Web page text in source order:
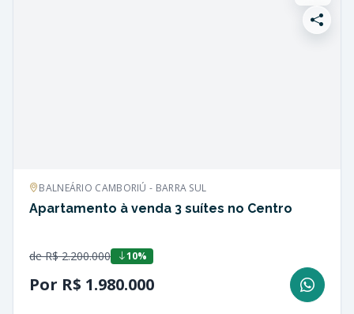
BALNEÁRIO CAMBORIÚ - BARRA SUL
Apartamento à venda 3 suítes no Centro
de R$ 2.200.000 10%
Por R$ 1.980.000